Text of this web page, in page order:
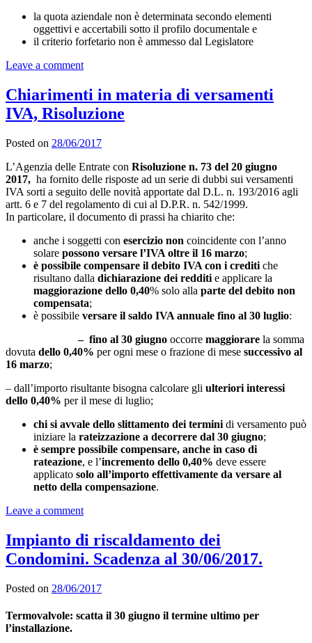
la quota aziendale non è determinata secondo elementi
oggettivi e accertabili sotto il profilo documentale e
il criterio forfetario non è ammesso dal Legislatore
Leave a comment
Chiarimenti in materia di versamenti
IVA, Risoluzione
Posted on 28/06/2017
L’Agenzia delle Entrate con Risoluzione n. 73 del 20 giugno
2017, ha fornito delle risposte ad un serie di dubbi sui versamenti
IVA sorti a seguito delle novità apportate dal D.L. n. 193/2016 agli
artt. 6 e 7 del regolamento di cui al D.P.R. n. 542/1999.
In particolare, il documento di prassi ha chiarito che:
anche i soggetti con esercizio non coincidente con l’anno
solare possono versare l’IVA oltre il 16 marzo;
è possibile compensare il debito IVA con i crediti che
risultano dalla dichiarazione dei redditi e applicare la
maggiorazione dello 0,40% solo alla parte del debito non
compensata;
è possibile versare il saldo IVA annuale fino al 30 luglio:
– fino al 30 giugno occorre maggiorare la somma
dovuta dello 0,40% per ogni mese o frazione di mese successivo al
16 marzo;
– dall’importo risultante bisogna calcolare gli ulteriori interessi
dello 0,40% per il mese di luglio;
chi si avvale dello slittamento dei termini di versamento può
iniziare la rateizzazione a decorrere dal 30 giugno;
è sempre possibile compensare, anche in caso di
rateazione, e l’incremento dello 0,40% deve essere
applicato solo all’importo effettivamente da versare al
netto della compensazione.
Leave a comment
Impianto di riscaldamento dei
Condomini. Scadenza al 30/06/2017.
Posted on 28/06/2017
Termovalvole: scatta il 30 giugno il termine ultimo per
l’installazione.